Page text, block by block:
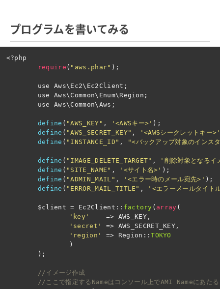
プログラムを書いてみる
<?php
require ( "aws.phar" );
use Aws\Ec2\Ec2Client ;
use
Aws\Common\Enum\Region ;
use
Aws\Common\Aws ;
define ( "AWS_KEY" , '<AWSキー>' );
define ( "AWS_SECRET_KEY" ,
'<AWSシークレットキー
define ( "INSTANCE_ID" , "<バックアップ対象のインス
define ( "IMAGE_DELETE_TARGET" ,
'削除対象となるイ
define ( "SITE_NAME" , '<サイト名>' );
define ( "ADMIN_MAIL" , '<エラー時のメール宛先>' );
define ( "ERROR_MAIL_TITLE" , '<エラーメールタイト
$client = Ec2Client :: factory ( array (
'key'
=> AWS_KEY,
'secret'
=> AWS_SECRET_KEY ,
'region'
=> Region ::TOKYO
)
);
//イメージ作成
//ここで指定するNameはコンソール上でAMI Nameにあたる